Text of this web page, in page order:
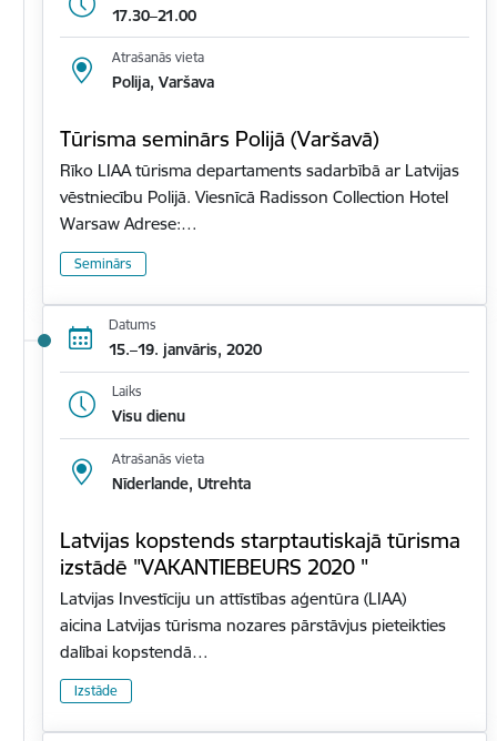
17.30–21.00
Atrašanās vieta
Polija, Varšava
Tūrisma seminārs Polijā (Varšavā)
Rīko LIAA tūrisma departaments sadarbībā ar Latvijas
vēstniecību Polijā. Viesnīcā Radisson Collection Hotel
Warsaw Adrese:…
Seminārs
Datums
15.–19. janvāris, 2020
Laiks
Visu dienu
Atrašanās vieta
Nīderlande, Utrehta
Latvijas kopstends starptautiskajā tūrisma
izstādē "VAKANTIEBEURS 2020 "
Latvijas Investīciju un attīstības aģentūra (LIAA)
aicina Latvijas tūrisma nozares pārstāvjus pieteikties
dalībai kopstendā…
Izstāde